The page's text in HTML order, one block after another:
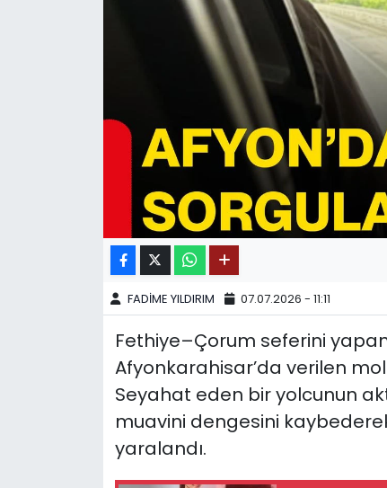
FADİME YILDIRIM 07.07.2026 - 11:11
Fethiye–Çorum seferini
Afyonkarahisar’da verilen
Seyahat eden bir yolcunun
muavini dengesini
yaralandı.